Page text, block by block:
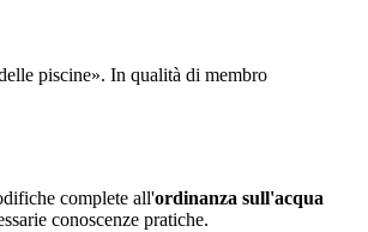
piscine». In qualità di membro
complete all'ordinanza sull'acqua
conoscenze pratiche.